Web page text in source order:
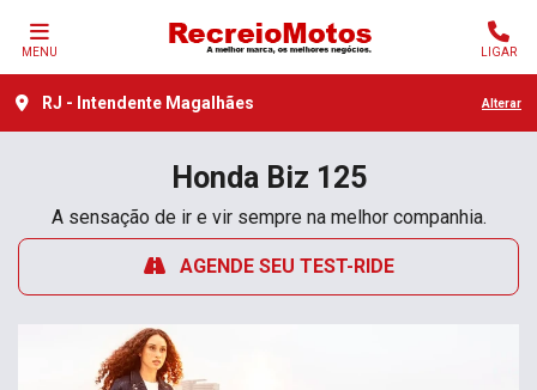
MENU LIGAR
RJ - Intendente Magalhães Alterar
HondaBiz 125
A sensação de ir e vir sempre na melhor companhia.
AGENDE SEU TEST-RIDE